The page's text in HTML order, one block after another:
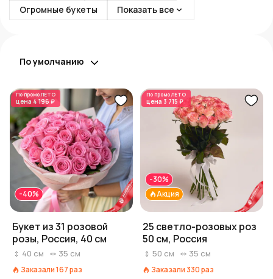
Огромные букеты
Показать все
По умолчанию
По промоЛЕТО
цена 4 196 ₽
-40%
Букет из 31 розовой
розы, Россия, 40 см
40 см 35 см
Заказали167раз
По промоЛЕТО
цена 3 715 ₽
Акция
-30%
25 светло-розовых роз
50 см, Россия
50 см 35 см
Заказали 330раз